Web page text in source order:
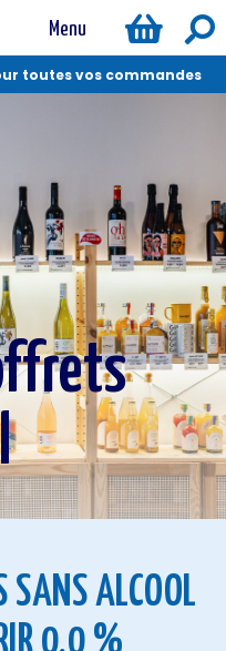
Menu
toutes vos commandes
SANS ALCOOL
0,0 %